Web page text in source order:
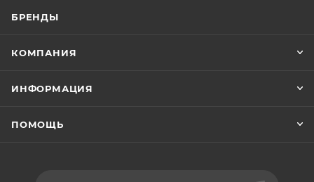
БРЕНДЫ
КОМПАНИЯ
ИНФОРМАЦИЯ
ПОМОЩЬ